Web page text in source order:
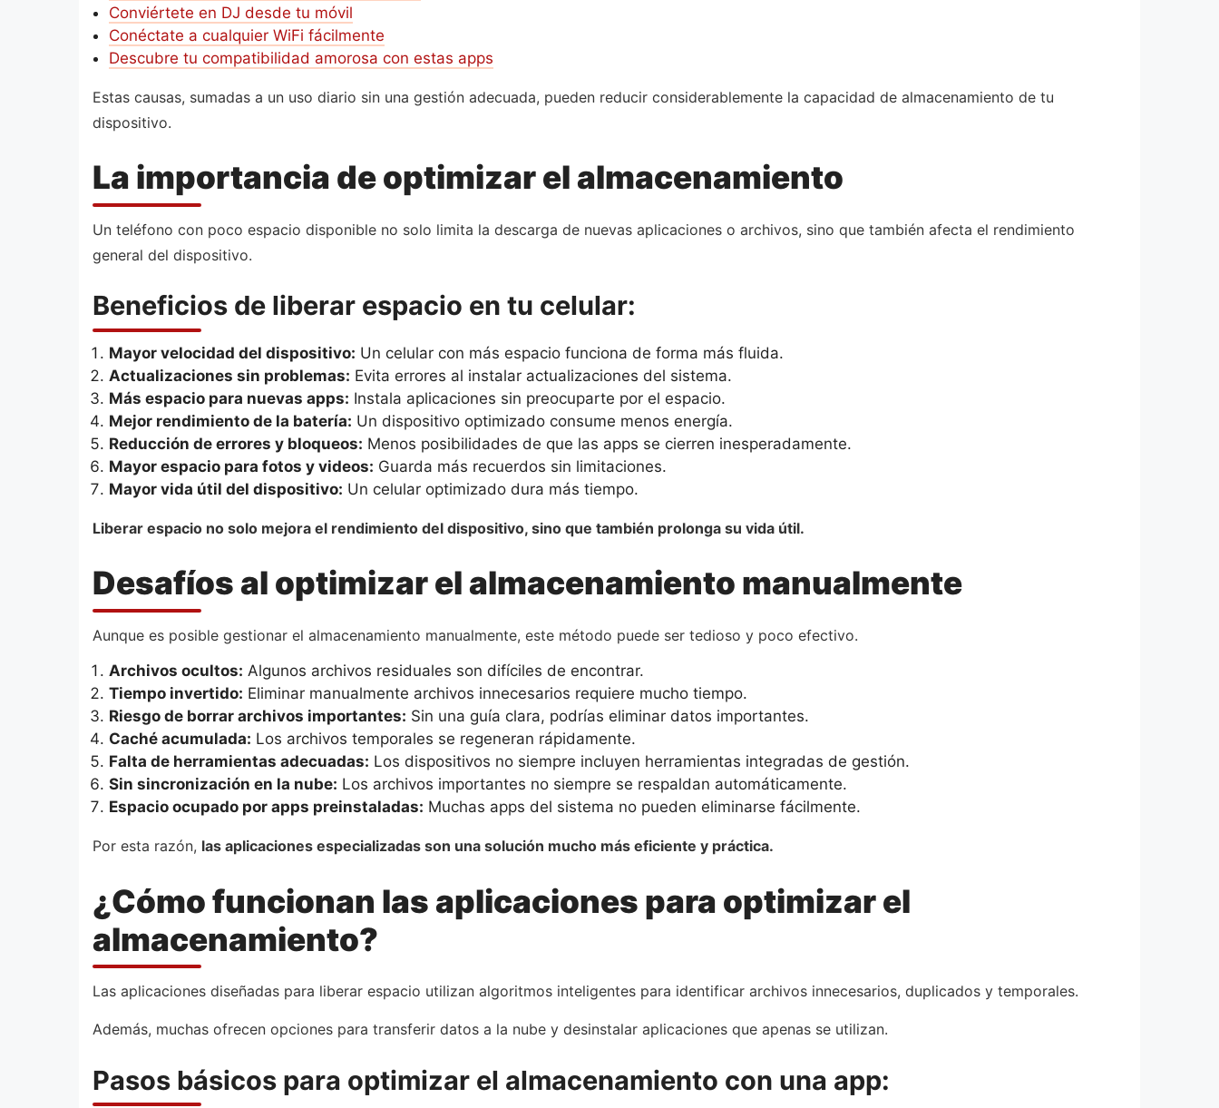
Conviértete en DJ desde tu móvil
Conéctate a cualquier WiFi fácilmente
Descubre tu compatibilidad amorosa con estas apps
Estas causas, sumadas a un uso diario sin una gestión adecuada, pueden reducir considerablemente la capacidad de almacenamiento de tu
dispositivo.
La importancia de optimizar el almacenamiento
Un teléfono con poco espacio disponible no solo limita la descarga de nuevas aplicaciones o archivos, sino que también afecta el rendimiento
general del dispositivo.
Beneficios de liberar espacio en tu celular:
Mayor velocidad del dispositivo: Un celular con más espacio funciona de forma más fluida.
Actualizaciones sin problemas: Evita errores al instalar actualizaciones del sistema.
Más espacio para nuevas apps: Instala aplicaciones sin preocuparte por el espacio.
Mejor rendimiento de la batería: Un dispositivo optimizado consume menos energía.
Reducción de errores y bloqueos: Menos posibilidades de que las apps se cierren inesperadamente.
Mayor espacio para fotos y videos: Guarda más recuerdos sin limitaciones.
Mayor vida útil del dispositivo: Un celular optimizado dura más tiempo.
Liberar espacio no solo mejora el rendimiento del dispositivo, sino que también prolonga su vida útil.
Desafíos al optimizar el almacenamiento manualmente
Aunque es posible gestionar el almacenamiento manualmente, este método puede ser tedioso y poco efectivo.
Archivos ocultos: Algunos archivos residuales son difíciles de encontrar.
Tiempo invertido: Eliminar manualmente archivos innecesarios requiere mucho tiempo.
Riesgo de borrar archivos importantes: Sin una guía clara, podrías eliminar datos importantes.
Caché acumulada: Los archivos temporales se regeneran rápidamente.
Falta de herramientas adecuadas: Los dispositivos no siempre incluyen herramientas integradas de gestión.
Sin sincronización en la nube: Los archivos importantes no siempre se respaldan automáticamente.
Espacio ocupado por apps preinstaladas: Muchas apps del sistema no pueden eliminarse fácilmente.
Por esta razón, las aplicaciones especializadas son una solución mucho más eficiente y práctica.
¿Cómo funcionan las aplicaciones para optimizar el
almacenamiento?
Las aplicaciones diseñadas para liberar espacio utilizan algoritmos inteligentes para identificar archivos innecesarios, duplicados y temporales.
Además, muchas ofrecen opciones para transferir datos a la nube y desinstalar aplicaciones que apenas se utilizan.
Pasos básicos para optimizar el almacenamiento con una app: